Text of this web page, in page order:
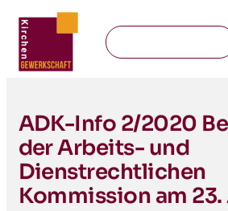
ADK-Info 2/2020
der Arbeits- und
Dienstrechtlichen
Kommission am